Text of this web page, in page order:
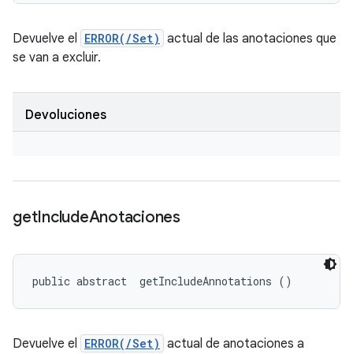
Devuelve el ERROR(/Set) actual de las anotaciones que
se van a excluir.
Devoluciones
getIncludeAnotaciones
public abstract getIncludeAnnotations ()
Devuelve el ERROR(/Set) actual de anotaciones a